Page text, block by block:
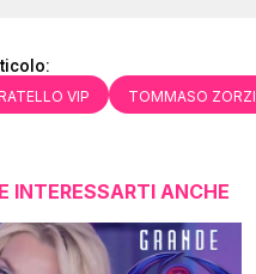
VIP TOMMASO ZORZI
INTERESSARTI ANCHE